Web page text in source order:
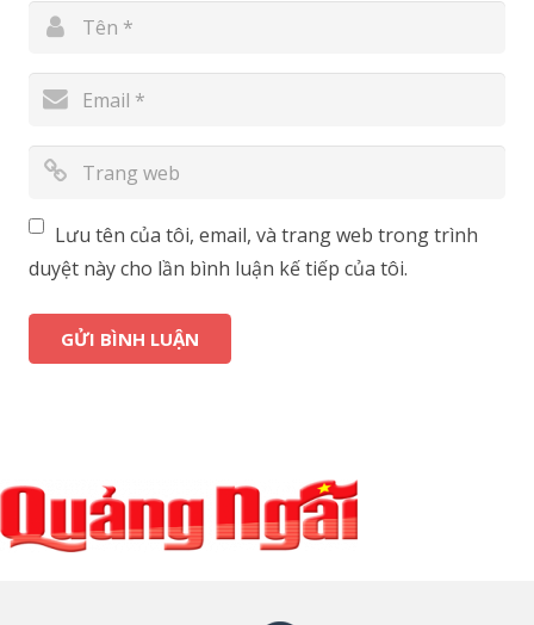
Lưu tên của tôi, email, và trang web trong trình
duyệt này cho lần bình luận kế tiếp của tôi.